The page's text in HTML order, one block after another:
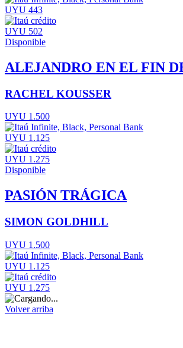
UYU 443
UYU 502
Disponible
ALEJANDRO EN EL FIN
RACHEL KOUSSER
UYU 1.500
UYU 1.125
UYU 1.275
Disponible
PASIÓN TRÁGICA
SIMON GOLDHILL
UYU 1.500
UYU 1.125
UYU 1.275
Volver arriba